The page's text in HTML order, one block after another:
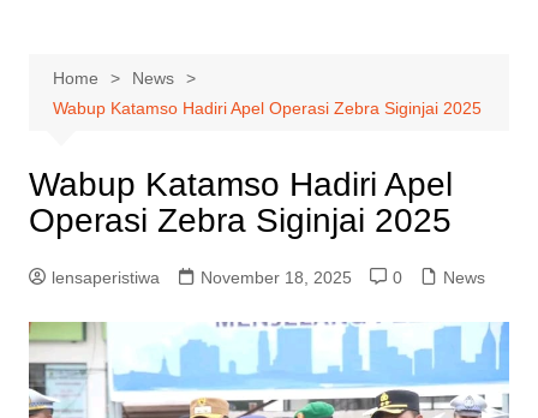
Home
News
Wabup Katamso Hadiri Apel Operasi Zebra Siginjai 2025
Wabup Katamso Hadiri Apel
Operasi Zebra Siginjai 2025
lensaperistiwa November 18, 2025 0 News